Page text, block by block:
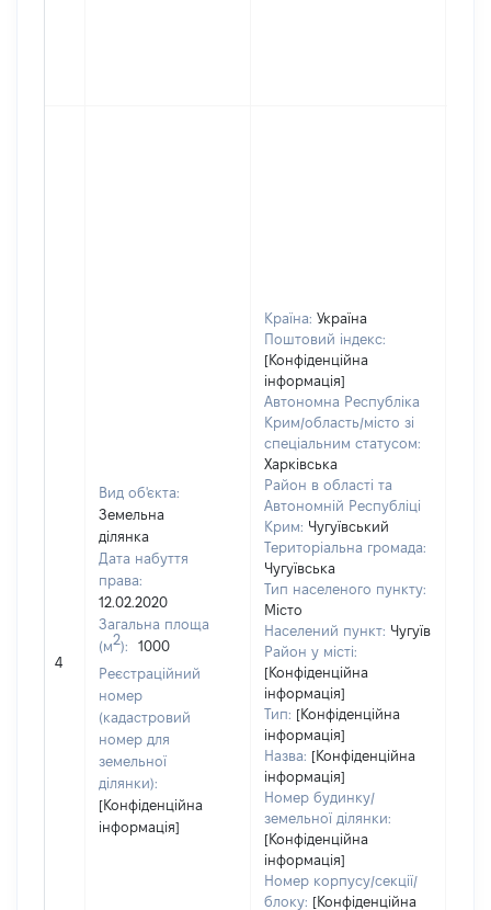
4
Вид об'єкта:
Земельна
ділянка
Дата набуття
права:
12.02.2020
Загальна площа
(м2):
1000
Реєстраційний
номер
(кадастровий
номер для
земельної
ділянки):
[Конфіденційна
інформація]
Країна: Україна
Поштовий індекс:
[Конфіденційна
інформація]
Автономна Республіка
Крим/область/місто зі
спеціальним статусом:
Харківська
Район в області та
Автономній Республіці
Крим: Чугуївський
Територіальна громада:
Чугуївська
Тип населеного пункту:
Місто
Населений пункт: Чугуїв
Район у місті:
[Конфіденційна
інформація]
Тип: [Конфіденційна
інформація]
Назва: [Конфіденційна
інформація]
Номер будинку/
земельної ділянки:
[Конфіденційна
інформація]
Номер корпусу/секції/
блоку: [Конфіденційна